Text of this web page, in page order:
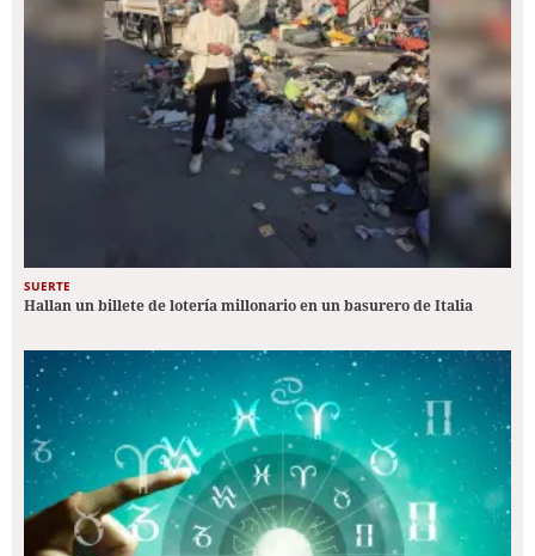
SUERTE
Hallan un billete de lotería millonario en un basurero de Italia